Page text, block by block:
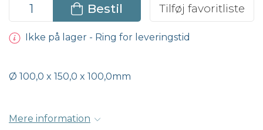
Bestil Tilføj favoritliste
Ikke på lager - Ring for leveringstid
Ø 100,0 x 150,0 x 100,0mm
Mere information